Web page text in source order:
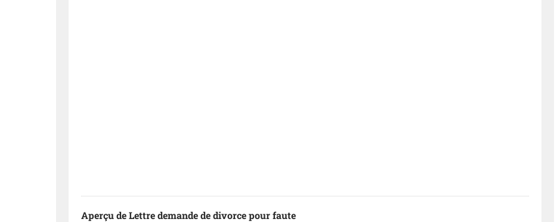
Aperçu de Lettre demande de divorce pour faute